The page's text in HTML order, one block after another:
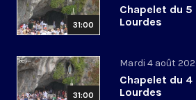
31:00
Chapelet du
Lourdes
31:00
Mardi 4 août
Chapelet du
Lourdes